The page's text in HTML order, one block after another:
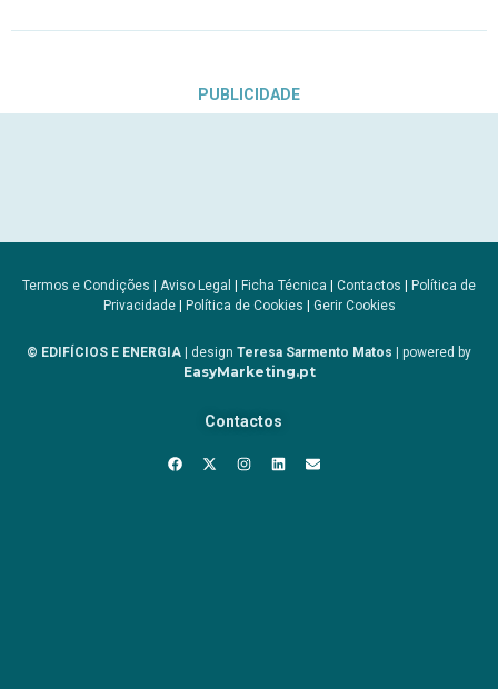
PUBLICIDADE
Termos e Condições | Aviso Legal | Ficha Técnica | Contactos | Política de
Privacidade| Política de Cookies | Gerir Cookies
© EDIFÍCIOS E ENERGIA | design Teresa Sarmento Matos | powered by
EasyMarketing.pt
Contactos